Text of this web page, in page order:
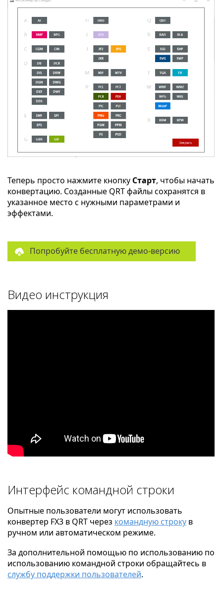
Теперь просто нажмите кнопку Старт, чтобы начать
конвертацию. Созданные QRT файлы сохранятся в
указанное место с нужными параметрами и
эффектами.
Попробуйте бесплатную демо-версию
Видео инструкция
Интерфейс командной строки
Опытные пользователи могут использовать
конвертер FX3 в QRT через командную строку в
ручном или автоматическом режиме.
За дополнительной помощью по использованию по
использованию командной строки обращайтесь в
службу поддержки пользователей.